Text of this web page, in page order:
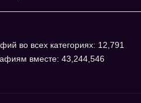
во всех категориях: 12,791
вместе: 43,244,546